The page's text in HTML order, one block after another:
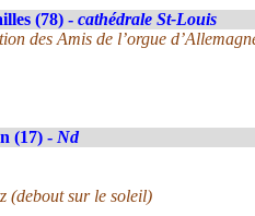
(78) - cathédrale St-Louis
des Amis de l’orgue
(17) - Nd
(debout sur le soleil)